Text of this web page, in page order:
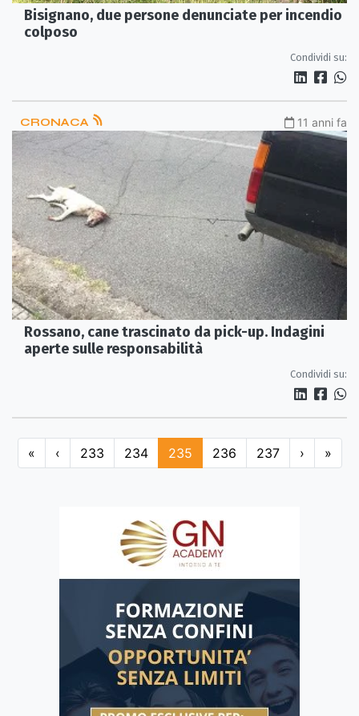
Bisignano, due persone denunciate per incendio
colposo
Condividi su:
CRONACA 11 anni fa
Rossano, cane trascinato da pick-up. Indagini
aperte sulle responsabilità
Condividi su:
« ‹ 233 234 235 236 237 › »